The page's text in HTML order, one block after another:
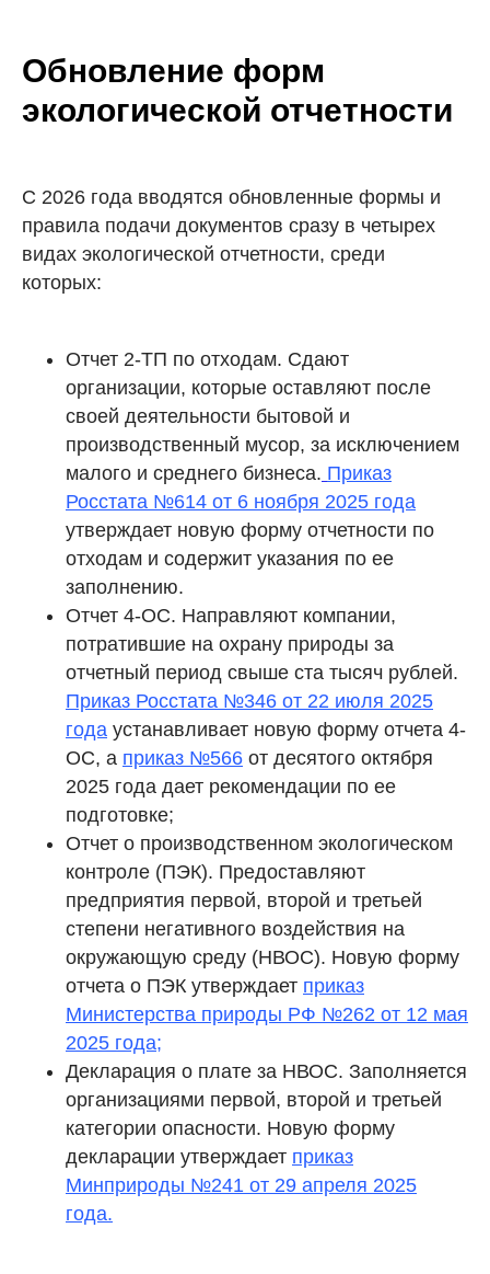
Обновление форм
экологической отчетности
С 2026 года вводятся обновленные формы и
правила подачи документов сразу в четырех
видах экологической отчетности, среди
которых:
Отчет 2-ТП по отходам. Сдают
организации, которые оставляют после
своей деятельности бытовой и
производственный мусор, за исключением
малого и среднего бизнеса. Приказ
Росстата №614 от 6 ноября 2025 года
утверждает новую форму отчетности по
отходам и содержит указания по ее
заполнению.
Отчет 4-ОС. Направляют компании,
потратившие на охрану природы за
отчетный период свыше ста тысяч рублей.
Приказ Росстата №346 от 22 июля 2025
года устанавливает новую форму отчета 4-
ОС, а приказ №566 от десятого октября
2025 года дает рекомендации по ее
подготовке;
Отчет о производственном экологическом
контроле (ПЭК). Предоставляют
предприятия первой, второй и третьей
степени негативного воздействия на
окружающую среду (НВОС). Новую форму
отчета о ПЭК утверждает приказ
Министерства природы РФ №262 от 12 мая
2025 года;
Декларация о плате за НВОС. Заполняется
организациями первой, второй и третьей
категории опасности. Новую форму
декларации утверждает приказ
Минприроды №241 от 29 апреля 2025
года.